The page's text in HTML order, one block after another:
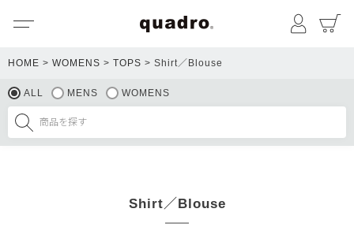
マイペ
HOME WOMENS TOPS Shirt／Blouse
ALL MENS WOMENS
Shirt／Blouse